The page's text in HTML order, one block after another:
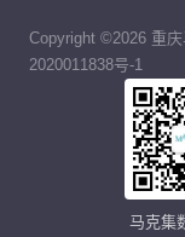
Copyright ©2026 重
2020011838号-1
马克集